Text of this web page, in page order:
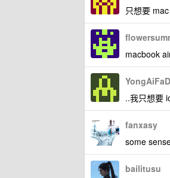
只想要
macbook
..我只想要
fanxasy
some
bailitusu